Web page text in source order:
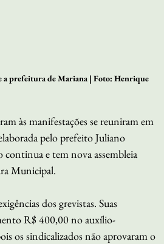
a prefeitura de Mariana | Foto: Henrique
às manifestações se reuniram em
pelo prefeito Juliano
continua e tem nova assembleia
Municipal.
dos grevistas. Suas
R$ 400,00 no auxílio-
os sindicalizados não aprovaram o